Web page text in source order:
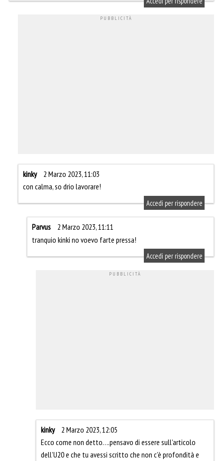
kinky
2 Marzo 2023, 11:03
con calma, so drio lavorare!
Accedi per rispondere
Parvus
2 Marzo 2023, 11:11
tranquio kinki no voevo farte pressa!
Accedi per rispondere
kinky
2 Marzo 2023, 12:05
Ecco come non detto….pensavo di essere sull’articolo
dell’U20 e che tu avessi scritto che non c’è profondità e